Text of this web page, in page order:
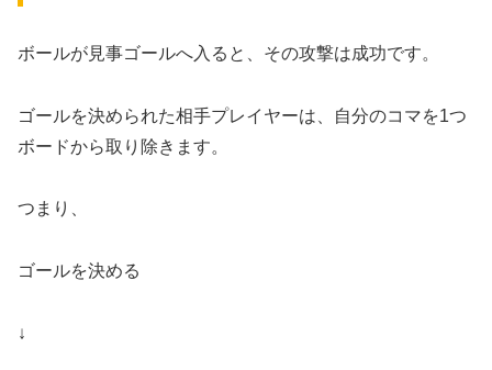
ボールが見事ゴールへ入ると、その攻撃は成功です。
ゴールを決められた相手プレイヤーは、自分のコマを1つ
ボードから取り除きます。
つまり、
ゴールを決める
↓